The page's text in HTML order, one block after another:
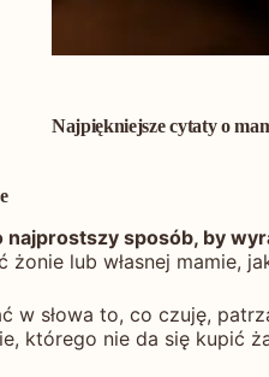
Najpiękniejsze cytaty o
sposób, by
lub własnej mamie,
w słowa to, co czuję,
którego nie da się kupić